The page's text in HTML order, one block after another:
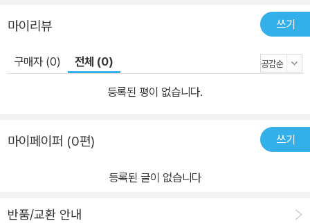
마이리뷰 쓰기
구매자 (0) 전체 (0)
등록된 평이 없습니다.
마이페이퍼 (0편) 쓰기
등록된 글이 없습니다
반품/교환 안내